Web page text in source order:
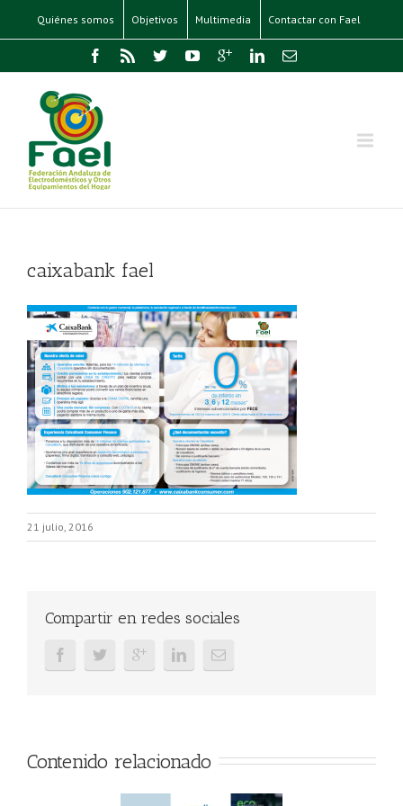
Quiénes somos Objetivos Multimedia Contactar con Fael
caixabank fael
21 julio, 2016
Compartir en redes sociales
Contenido relacionado